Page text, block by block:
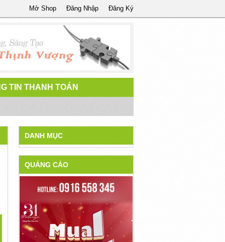
Đăng Ký
Đăng Nhập
Mở Shop
TIN THANH TOÁN
DANH MỤC
QUẢNG CÁO